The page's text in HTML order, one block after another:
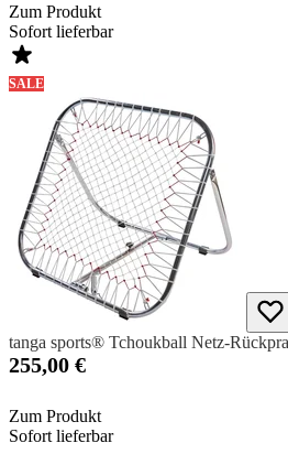
Zum Produkt
Sofort lieferbar
SALE
tanga sports® Tchoukball Netz-
255,00 €
Zum Produkt
Sofort lieferbar